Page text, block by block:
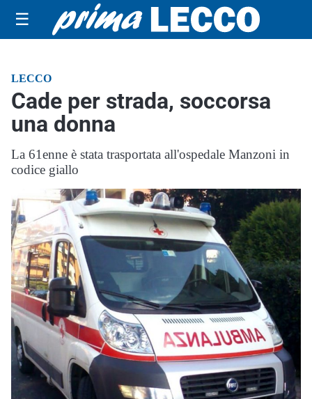
☰
LECCO
Cade per strada, soccorsa
una donna
La 61enne è stata trasportata all'ospedale Manzoni in
codice giallo